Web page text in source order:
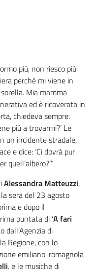
più, non riesco più
perché mi viene in
Mia mamma
ed è ricoverata in
chiedeva sempre:
più a trovarmi?’ Le
un incidente stradale,
e dice: ‘Ci dovrà pur
Alessandra Matteuzzi,
sera del 23 agosto
e dopo il
puntata di‘A fari
dall’Agenzia di
Regione, con lo
emiliano-romagnola
, e le musiche di